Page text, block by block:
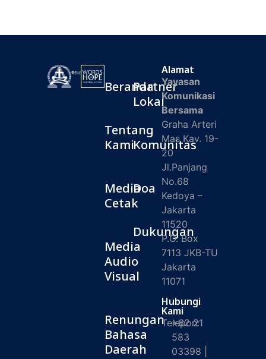
Beranda
Tentang
Kami
Media
Cetak
Media
Audio
Visual
Renungan
Bahasa
Daerah
Partner
Lokal
Komunitas
Doa
Dukungan
Alamat
Yayasan
Komunikasi
Bersama
Graha Arteri
Mas Kav. 19-
20
Jl.Panjang
No.68
Kedoya –
Jakarta
11520
P.O. Box
7113 JKB-TU
Jakarta
11071
Hubungi
Kami
Telepon:
+62 21
583
03398 |